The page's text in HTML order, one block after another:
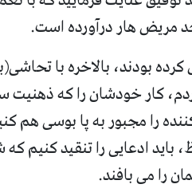
مریض هار درآورده است.
بودند، بالاخره با تحاشی(
کار خودشان را که ذهنیت
را مجبور به پا بوسی
باید ادعایی را تنقید کنیم
را می بافند.